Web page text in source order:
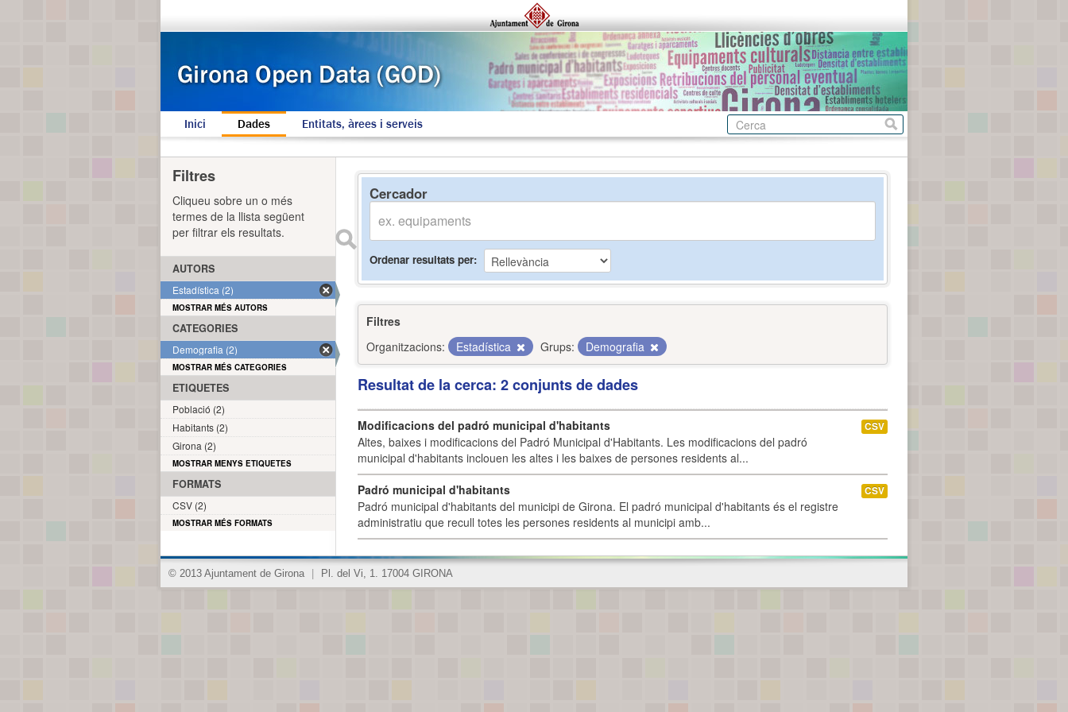
Inici Dades Entitats, àrees i serveis
Cercador
Ordenar resultats per
Filtres
Organitzacions:
Estadística Grups: Demografia
Resultat de la cerca: 2 conjunts de dades
Modificacions del padró municipal d'habitants
Altes, baixes i modificacions del Padró Municipal d'Habitants. Les modificacions del padró
municipal d'habitants inclouen les altes i les baixes de persones residents al...
CSV
Padró municipal d'habitants
Padró municipal d'habitants del municipi de Girona. El padró municipal d'habitants és el registre
administratiu que recull totes les persones residents al municipi amb...
CSV
Filtres
Cliqueu sobre un o més
termes de la llista següent
per filtrar els resultats.
AUTORS
Estadística (2)
MOSTRAR MÉS AUTORS
CATEGORIES
Demografia (2)
MOSTRAR MÉS CATEGORIES
ETIQUETES
Població (2)
Habitants (2)
Girona (2)
MOSTRAR MENYS ETIQUETES
FORMATS
CSV (2)
MOSTRAR MÉS FORMATS
© 2013 Ajuntament de Girona Pl. del Vi, 1. 17004 GIRONA